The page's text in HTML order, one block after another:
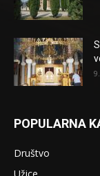
POPULARNA
Društvo